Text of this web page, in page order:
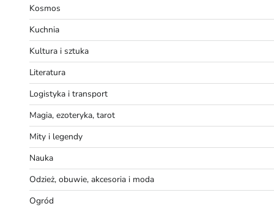
Kosmos
Kuchnia
Kultura i sztuka
Literatura
Logistyka i transport
Magia, ezoteryka, tarot
Mity i legendy
Nauka
Odzież, obuwie, akcesoria i moda
Ogród